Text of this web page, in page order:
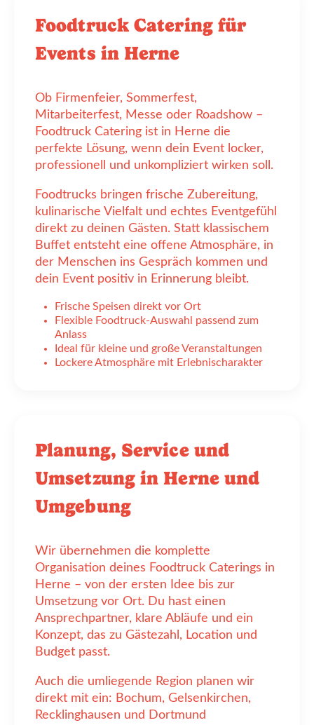
Foodtruck Catering für
Events in Herne
Ob Firmenfeier, Sommerfest,
Mitarbeiterfest, Messe oder Roadshow –
Foodtruck Catering ist in Herne die
perfekte Lösung, wenn dein Event locker,
professionell und unkompliziert wirken soll.
Foodtrucks bringen frische Zubereitung,
kulinarische Vielfalt und echtes Eventgefühl
direkt zu deinen Gästen. Statt klassischem
Buffet entsteht eine offene Atmosphäre, in
der Menschen ins Gespräch kommen und
dein Event positiv in Erinnerung bleibt.
Frische Speisen direkt vor Ort
Flexible Foodtruck-Auswahl passend zum
Anlass
Ideal für kleine und große Veranstaltungen
Lockere Atmosphäre mit Erlebnischarakter
Planung, Service und
Umsetzung in Herne und
Umgebung
Wir übernehmen die komplette
Organisation deines Foodtruck Caterings in
Herne – von der ersten Idee bis zur
Umsetzung vor Ort. Du hast einen
Ansprechpartner, klare Abläufe und ein
Konzept, das zu Gästezahl, Location und
Budget passt.
Auch die umliegende Region planen wir
direkt mit ein: Bochum, Gelsenkirchen,
Recklinghausen und Dortmund